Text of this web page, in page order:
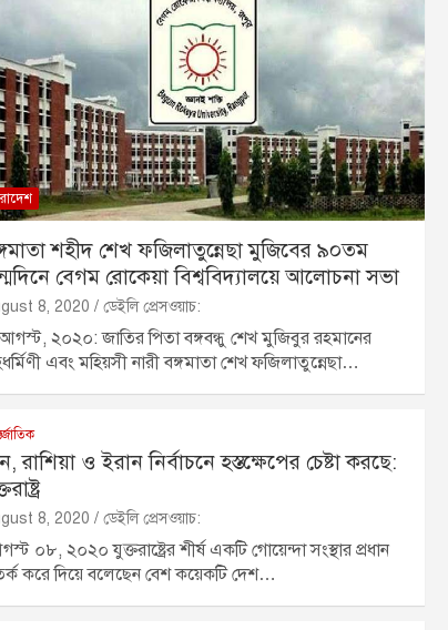
শহীদ শেখ ফজিলাতুন্নেছা মুজিবের ৯০তম
বেগম রােকেয়া বিশ্ববিদ্যালয়ে আলােচনা সভা
8, 2020 ডেইলি প্রেসওয়াচ:
২০২০: জাতির পিতা বঙ্গবন্ধু শেখ মুজিবুর রহমানের
এবং মহিয়সী নারী বঙ্গমাতা শেখ ফজিলাতুন্নেছা…
রাশিয়া ও ইরান নির্বাচনে হস্তক্ষেপের চেষ্টা করছে:
8, 2020 ডেইলি প্রেসওয়াচ:
০৮, ২০২০ যুক্তরাষ্ট্রের শীর্ষ একটি গোয়েন্দা সংস্থার প্রধান
করে দিয়ে বলেছেন বেশ কয়েকটি দেশ…